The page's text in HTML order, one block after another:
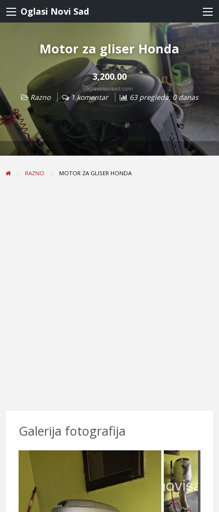
Oglasi Novi Sad
Motor za gliser Honda
3,200.00
Razno 1 komentar 63 pregleda, 0 danas
RAZNO MOTOR ZA GLISER HONDA
Galerija fotografija